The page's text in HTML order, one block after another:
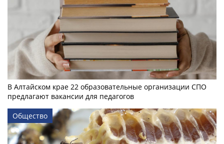
В Алтайском крае 22 образовательные организации СПО
предлагают вакансии для педагогов
Общество